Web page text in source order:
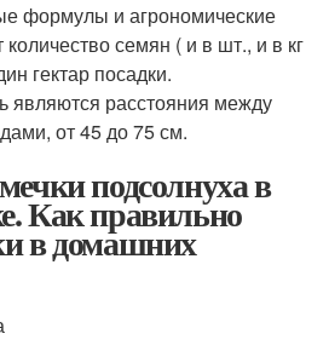
формулы и агрономические
семян ( и в шт., и в кг
гектар посадки.
расстояния между
от 45 до 75 см.
подсолнуха в
Как правильно
в домашних